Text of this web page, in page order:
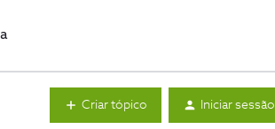
Criar tópico Iniciar sessão